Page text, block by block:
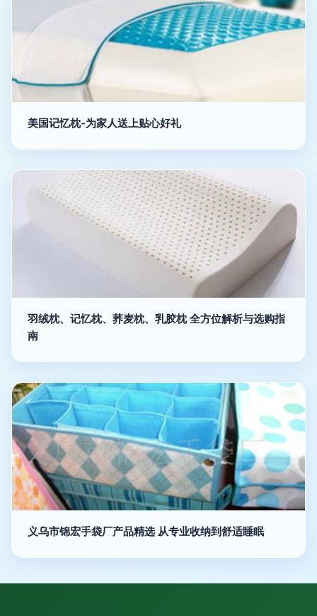
美国记忆枕-为家人送上贴心好礼
羽绒枕、记忆枕、荞麦枕、乳胶枕 全方位解析与选购指
南
义乌市锦宏手袋厂产品精选 从专业收纳到舒适睡眠